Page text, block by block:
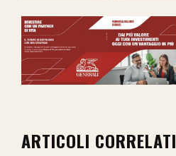
ARTICOLI CORRELATI